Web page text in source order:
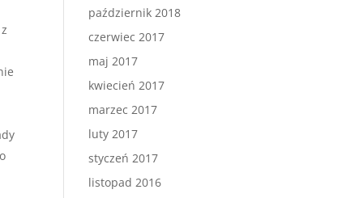
październik 2018
czerwiec 2017
maj 2017
kwiecień 2017
marzec 2017
luty 2017
styczeń 2017
listopad 2016